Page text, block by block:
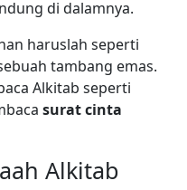
di dalamnya.
haruslah seperti
tambang emas.
Alkitab seperti
surat cinta
Alkitab